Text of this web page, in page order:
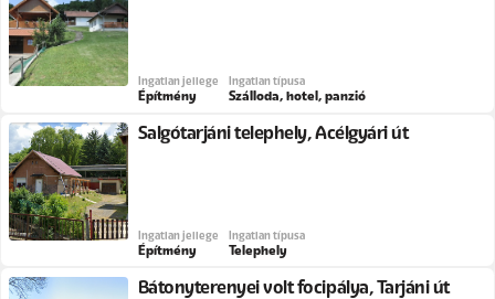
Ingatlan jellege
Építmény
Ingatlan típusa
Szálloda, hotel, panzió
Salgótarjáni telephely, Acélgyári út
Ingatlan jellege
Építmény
Ingatlan típusa
Telephely
Bátonyterenyei volt focipálya, Tarjáni út